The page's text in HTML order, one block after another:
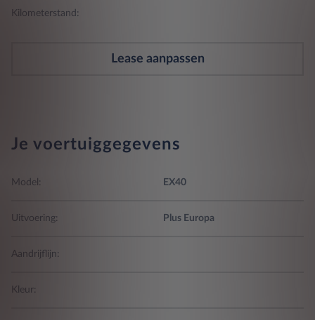
Kilometerstand:
Lease aanpassen
Je voertuiggegevens
Model: EX40
Uitvoering: Plus Europa
Aandrijflijn:
Kleur: